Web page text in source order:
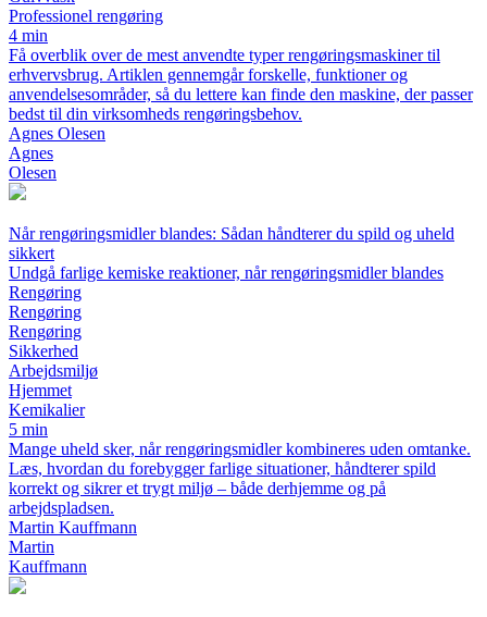
Professionel rengøring
4 min
Få overblik over de mest anvendte typer rengøringsmaskiner til
erhvervsbrug. Artiklen gennemgår forskelle, funktioner og
anvendelsesområder, så du lettere kan finde den maskine, der passer
bedst til din virksomheds rengøringsbehov.
Agnes Olesen
Agnes
Olesen
Når rengøringsmidler blandes: Sådan håndterer du spild og uheld
sikkert
Undgå farlige kemiske reaktioner, når rengøringsmidler blandes
Rengøring
Rengøring
Rengøring
Sikkerhed
Arbejdsmiljø
Hjemmet
Kemikalier
5 min
Mange uheld sker, når rengøringsmidler kombineres uden omtanke.
Læs, hvordan du forebygger farlige situationer, håndterer spild
korrekt og sikrer et trygt miljø – både derhjemme og på
arbejdspladsen.
Martin Kauffmann
Martin
Kauffmann